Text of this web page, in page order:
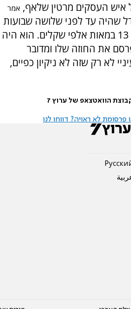
איש העסקים מרטין שלאף, אמר
שהיה עד לפני שלושה שבועות
שר, הופך לפרשן בערוץ 13 במאות אלפי שקלים. הוא היה
את החוזה שלו ומדובר
לא רק שזה לא ניקיון כפיים,
הוואטצאפ של ערוץ 7
לא ראויה? דווחו לנו